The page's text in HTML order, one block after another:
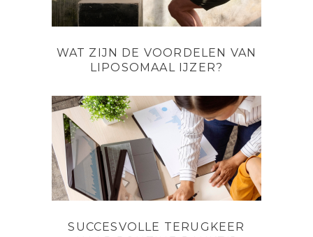
WAT ZIJN DE VOORDELEN VAN
LIPOSOMAAL IJZER?
SUCCESVOLLE TERUGKEER